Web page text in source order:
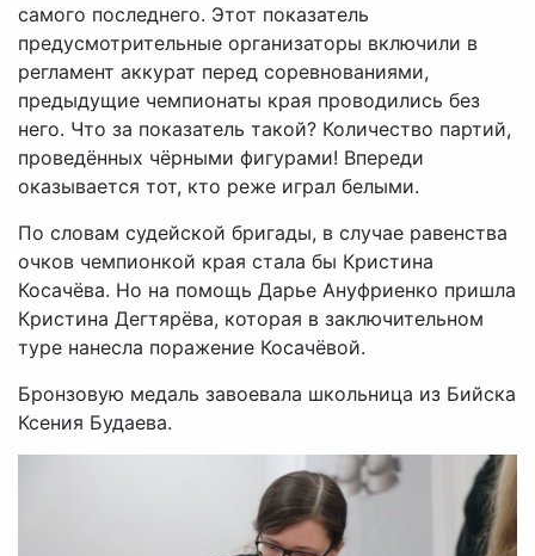
самого последнего. Этот показатель
предусмотрительные организаторы включили в
регламент аккурат перед соревнованиями,
предыдущие чемпионаты края проводились без
него. Что за показатель такой? Количество партий,
проведённых чёрными фигурами! Впереди
оказывается тот, кто реже играл белыми.
По словам судейской бригады, в случае равенства
очков чемпионкой края стала бы Кристина
Косачёва. Но на помощь Дарье Ануфриенко пришла
Кристина Дегтярёва, которая в заключительном
туре нанесла поражение Косачёвой.
Бронзовую медаль завоевала школьница из Бийска
Ксения Будаева.